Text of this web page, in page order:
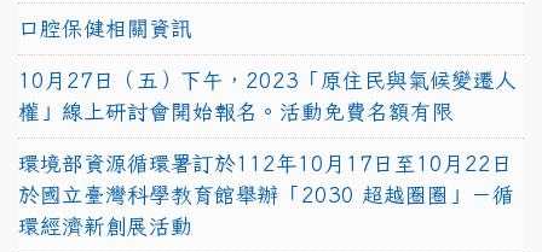
口腔保健相關資訊
10月27日（五）下午，2023「原住民與氣候變遷人
權」線上研討會開始報名。活動免費名額有限
環境部資源循環署訂於112年10月17日至10月22日
於國立臺灣科學教育館舉辦「2030 超越圈圈」－循
環經濟新創展活動